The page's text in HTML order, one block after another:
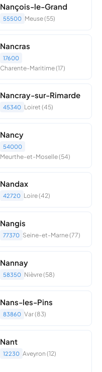
Nançois-le-Grand
55500 Meuse (55)
Nancras
17600
Charente-Maritime (17)
Nancray-sur-Rimarde
45340 Loiret (45)
Nancy
54000
Meurthe-et-Moselle (54)
Nandax
42720 Loire (42)
Nangis
77370 Seine-et-Marne (77)
Nannay
58350 Nièvre (58)
Nans-les-Pins
83860 Var (83)
Nant
12230 Aveyron (12)